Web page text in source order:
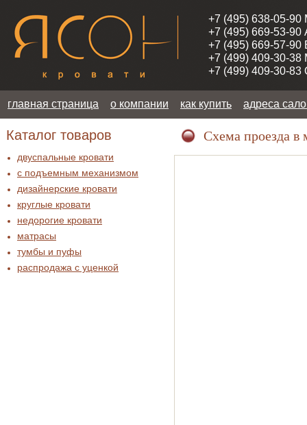
+7 (495) 638-05-90
+7 (495) 669-53-90
+7 (495) 669-57-90
+7 (499) 409-30-38
+7 (499) 409-30-83
главная страница о компании как купить адреса
Каталог товаров
двуспальные кровати
с подъемным механизмом
дизайнерские кровати
круглые кровати
недорогие кровати
матрасы
тумбы и пуфы
распродажа c уценкой
Схема проезда в